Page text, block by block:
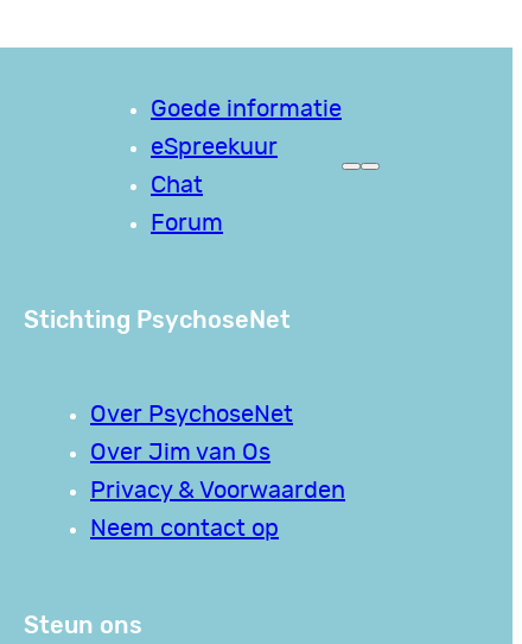
Goede informatie
eSpreekuur
Chat
Forum
Stichting PsychoseNet
Over PsychoseNet
Over Jim van Os
Privacy & Voorwaarden
Neem contact op
Steun ons